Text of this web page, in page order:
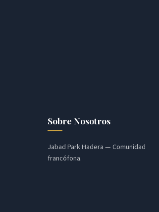
Sobre Nosotros
Jabad Park Hadera — Comunidad
francófona.